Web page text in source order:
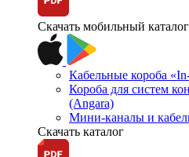
Скачать мобильный каталог
Кабельные короба
Короба для систем
(Angara)
Мини-каналы и
Скачать каталог